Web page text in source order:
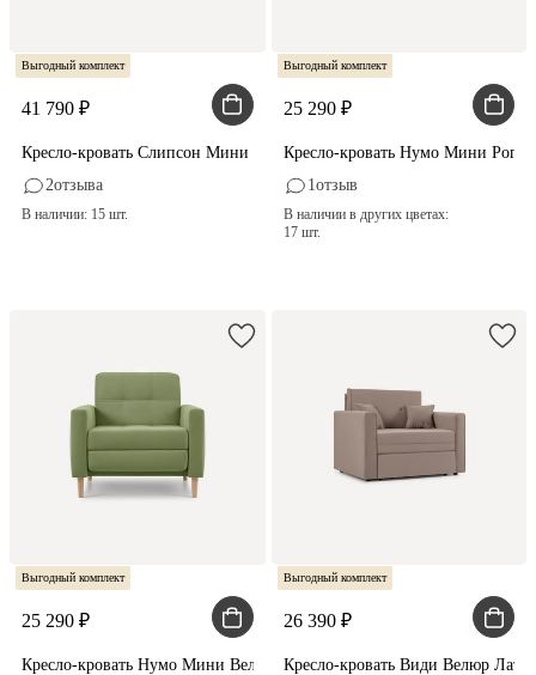
Выгодный комплект
41 790
Кресло-кровать Слипсон Мини Вельвет Серый
2отзыва
В наличии: 15 шт.
Выгодный комплект
25 290
Кресло-кровать Нумо Мини
1отзыв
В наличии в других цветах:
17 шт.
Выгодный комплект
25 290
Кресло-кровать Нумо Мини Велюр Оливковый
Выгодный комплект
26 390
Кресло-кровать Види Велюр Латте